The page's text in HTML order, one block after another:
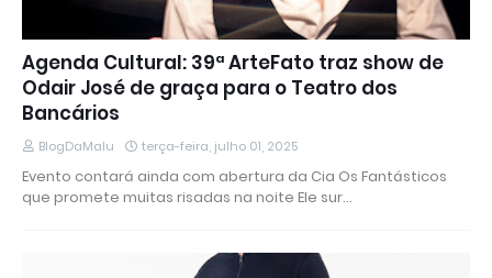
Agenda Cultural: 39ª ArteFato traz show de
Odair José de graça para o Teatro dos
Bancários
BlogDaMalu terça-feira, julho 01, 2025
Evento contará ainda com abertura da Cia Os Fantásticos
que promete muitas risadas na noite Ele sur…